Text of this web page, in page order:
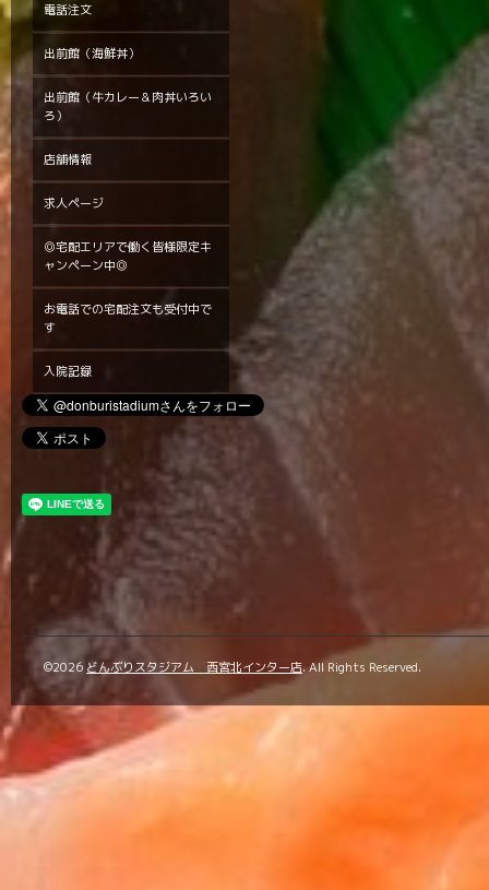
電話注文
出前館（海鮮丼）
出前館（牛カレー＆肉丼いろい
ろ）
店舗情報
求人ページ
◎宅配エリアで働く皆様限定キ
ャンペーン中◎
お電話での宅配注文も受付中で
す
入院記録
©2026 どんぶりスタジアム 西宮北インター店. All Rights Reserved.